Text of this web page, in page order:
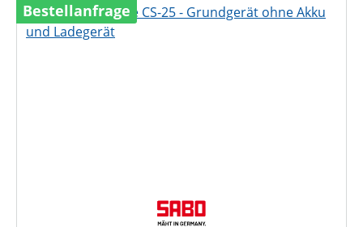
Bestellanfrage